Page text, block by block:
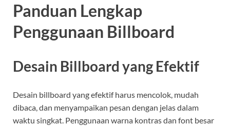
Panduan Lengkap
Penggunaan Billboard
Desain Billboard yang Efektif
Desain billboard yang efektif harus mencolok, mudah
dibaca, dan menyampaikan pesan dengan jelas dalam
waktu singkat. Penggunaan warna kontras dan font besar